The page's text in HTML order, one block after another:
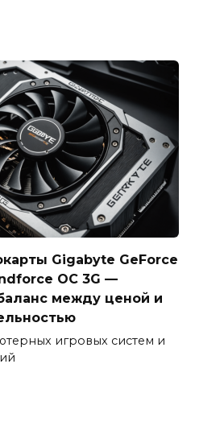
Gigabyte GeForce
OC 3G —
между ценой и
игровых систем и